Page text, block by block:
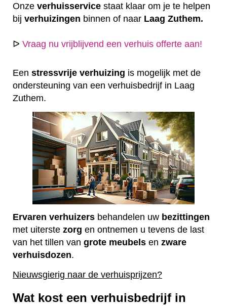
Onze verhuisservice staat klaar om je te helpen
bij verhuizingen binnen of naar Laag Zuthem.
ᐅ Vraag nu vrijblijvend een verhuis offerte aan!
Een stressvrije verhuizing is mogelijk met de
ondersteuning van een verhuisbedrijf in Laag
Zuthem.
Ervaren verhuizers behandelen uw bezittingen
met uiterste zorg en ontnemen u tevens de last
van het tillen van grote meubels en zware
verhuisdozen.
Nieuwsgierig naar de verhuisprijzen?
Wat kost een verhuisbedrijf in